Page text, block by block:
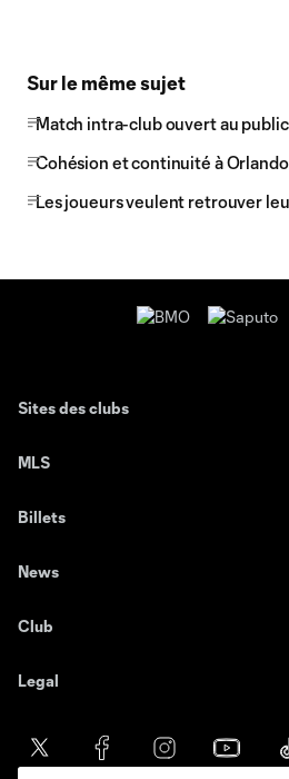
Sur le même sujet
Match intra-club ouvert au
Cohésion et continuité à Orlando
Les joueurs veulent retrouver
Sites des clubs
MLS
Billets
News
Club
Legal